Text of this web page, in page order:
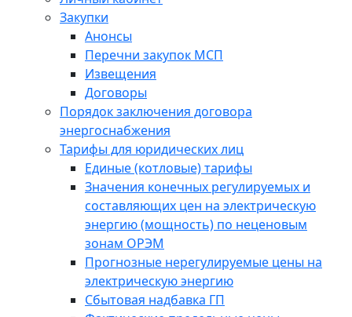
Закупки
Анонсы
Перечни закупок МСП
Извещения
Договоры
Порядок заключения договора
энергоснабжения
Тарифы для юридических лиц
Единые (котловые) тарифы
Значения конечных регулируемых и
составляющих цен на электрическую
энергию (мощность) по неценовым
зонам ОРЭМ
Прогнозные нерегулируемые цены на
электрическую энергию
Сбытовая надбавка ГП